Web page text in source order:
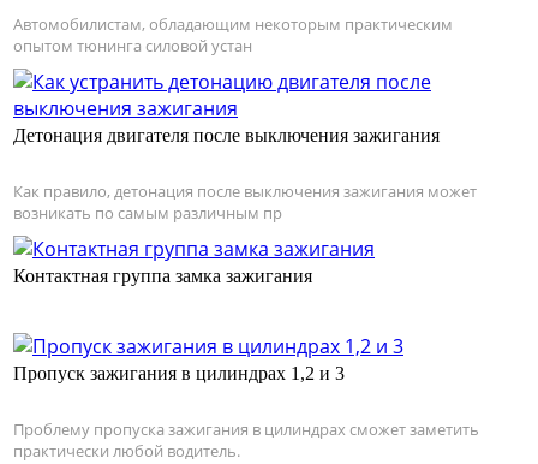
Автомобилистам, обладающим некоторым практическим
опытом тюнинга силовой устан
Детонация двигателя после выключения зажигания
Как правило, детонация после выключения зажигания может
возникать по самым различным пр
Контактная группа замка зажигания
Пропуск зажигания в цилиндрах 1,2 и 3
Проблему пропуска зажигания в цилиндрах сможет заметить
практически любой водитель.